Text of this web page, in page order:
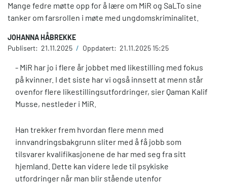
Mange fedre møtte opp for å lære om MiR og SaLTo sine
tanker om farsrollen i møte med ungdomskriminalitet.
JOHANNA HÅBREKKE
Publisert: 21.11.2025 / Oppdatert: 21.11.2025 15:25
- MiR har jo i flere år jobbet med likestilling med fokus
på kvinner. I det siste har vi også innsett at menn står
ovenfor flere likestillingsutfordringer, sier Qaman Kalif
Musse, nestleder i MiR.
Han trekker frem hvordan flere menn med
innvandringsbakgrunn sliter med å få jobb som
tilsvarer kvalifikasjonene de har med seg fra sitt
hjemland. Dette kan videre lede til psykiske
utfordringer når man blir stående utenfor